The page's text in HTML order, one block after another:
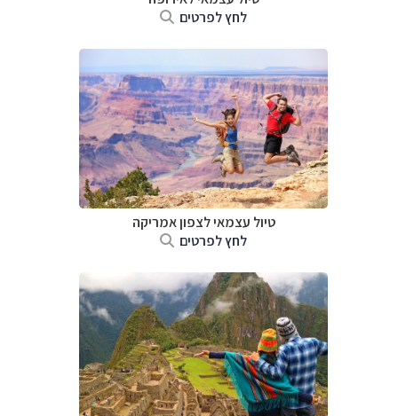
לחץ לפרטים
טיול עצמאי לצפון אמריקה
לחץ לפרטים